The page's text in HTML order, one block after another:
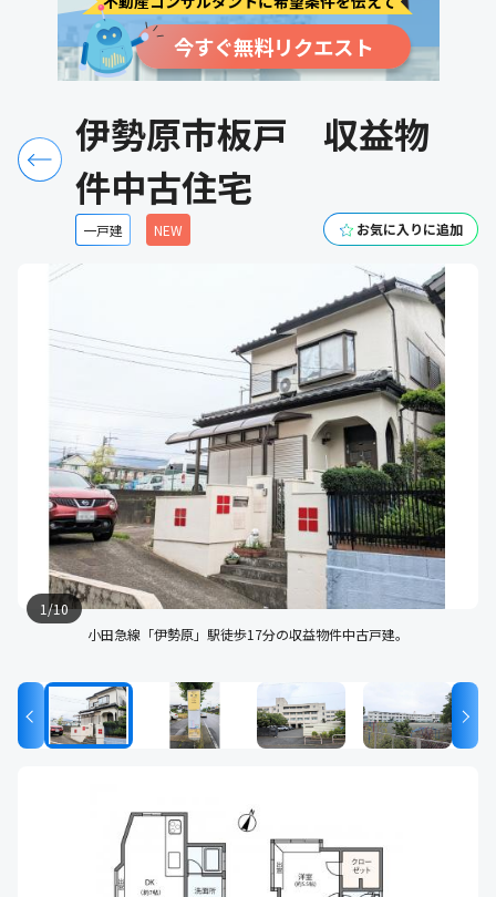
伊勢原市板戸 収益物
件中古住宅
一戸建 NEW お気に入りに追加
小田急線「伊勢原」駅徒歩17分の収益物件中古戸建。
1 /10